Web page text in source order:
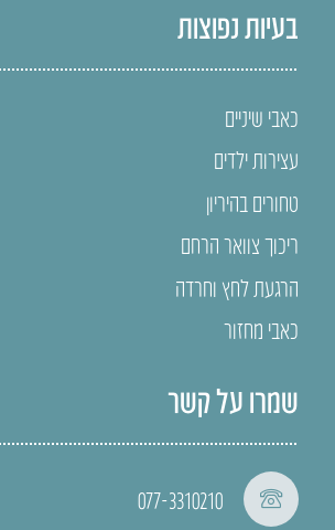
בעיות נפוצות
כאבי שיניים
עצירות ילדים
טחורים בהיריון
ריכוך צוואר הרחם
הרגעת לחץ וחרדה
כאבי מחזור
שמרו על קשר
077-3310210